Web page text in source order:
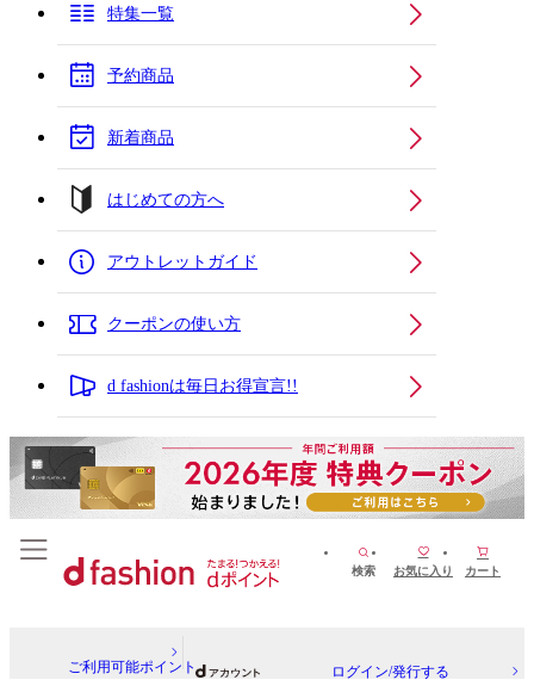
特集一覧
予約商品
新着商品
はじめての方へ
アウトレットガイド
クーポンの使い方
d fashionは毎日お得宣言!!
検索 お気に入り カート
ご利用可能ポイント ログイン/発行する